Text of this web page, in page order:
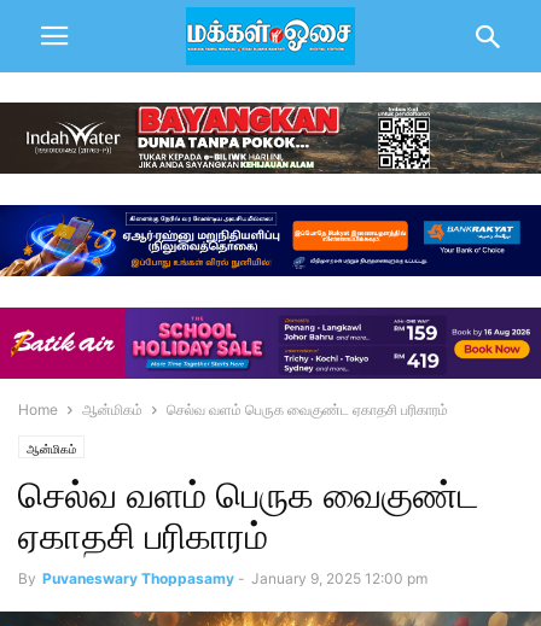
Home ஆன்மிகம் செல்வ வளம் பெருக வைகுண்ட ஏகாதசி பரிகாரம்
ஆன்மிகம்
செல்வ வளம் பெருக வைகுண்ட
ஏகாதசி பரிகாரம்
By Puvaneswary Thoppasamy - January 9, 2025 12:00 pm